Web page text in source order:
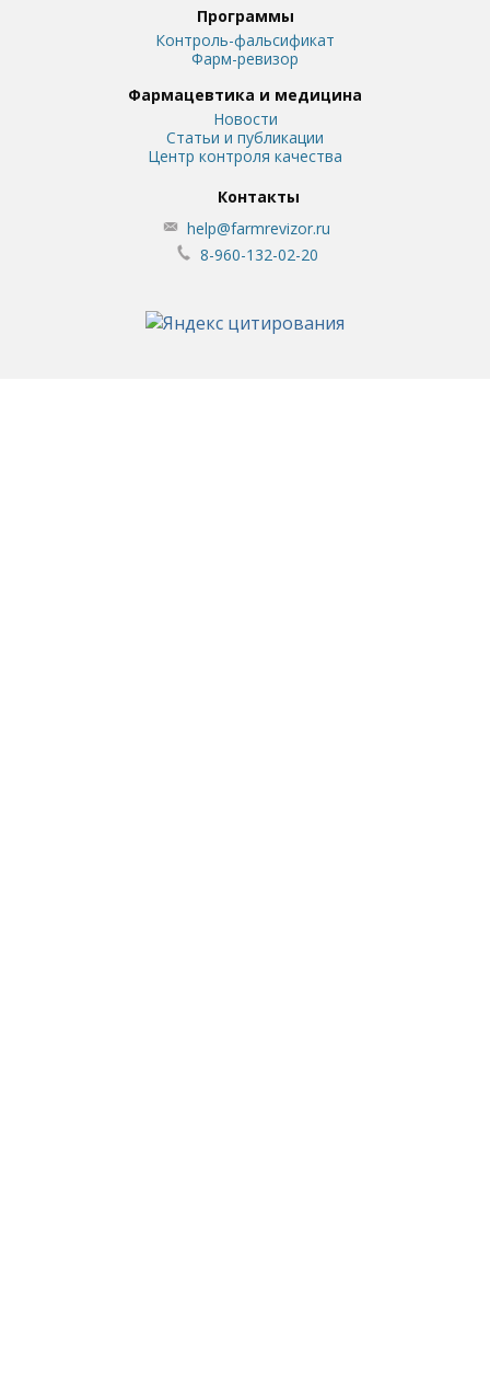
Программы
Контроль-фальсификат
Фарм-ревизор
Фармацевтика и медицина
Новости
Статьи и публикации
Центр контроля качества
Контакты
help@farmrevizor.ru
8-960-132-02-20